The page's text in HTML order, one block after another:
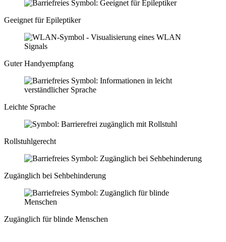
Geeignet für Epileptiker
Guter Handyempfang
Leichte Sprache
Rollstuhlgerecht
Zugänglich bei Sehbehinderung
Zugänglich für blinde Menschen